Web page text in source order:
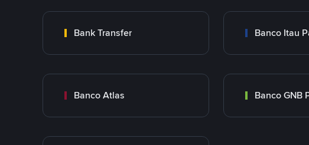
Bank Transfer Banco Itau
Banco Atlas Banco GNB